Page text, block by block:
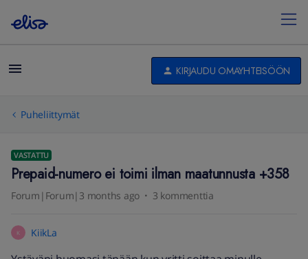
KIRJAUDU OMAYHTEISÖÖN
Puheliittymät
VASTATTU
Prepaid-numero ei toimi ilman maatunnusta +358
Forum|Forum|3 months ago 3 kommenttia
K KiikLa